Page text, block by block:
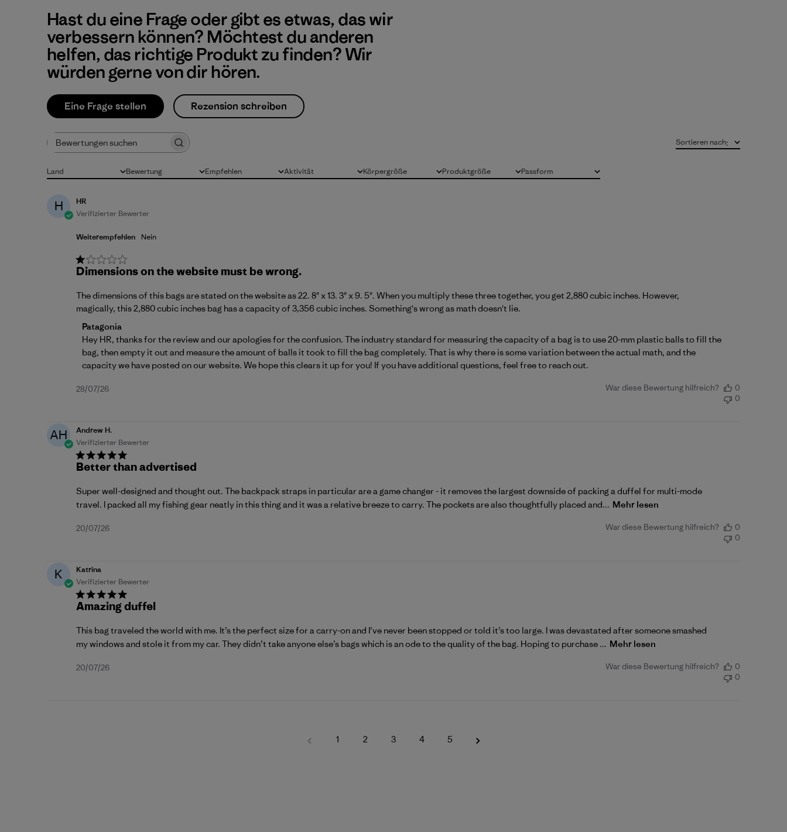
Hast du eine Frage oder gibt es etwas, das wir
verbessern können? Möchtest du anderen
helfen, das richtige Produkt zu finden? Wir
würden gerne von dir hören.
Eine Frage stellen Rezension schreiben
Bewertungen suchen
Bewertung
Alle Bewertungen
Land
Alle Empfehlen
Alle Körpergröße
Alle Produktgröße
Alle
Aktivität
Alle Passform
Alle
Sortieren nach:
H
HR
Verifizierter Bewerter
Weiterempfehlen Nein
Dimensions on the website must be wrong.
The dimensions of this bags are stated on the website as 22. 8" x 13. 3" x 9. 5". When you multiply these three together, you get 2,880 cubic inches. However,
magically, this 2,880 cubic inches bag has a capacity of 3,356 cubic inches. Something's wrong as math doesn't lie.
Kommentare des Store-Besitzers zu {{Reviewer_name}}s Bewertung von Wed Jul 29 2026
Patagonia
Hey HR, thanks for the review and our apologies for the confusion. The industry standard for measuring the capacity of a bag is to use 20-mm plastic balls to fill the
bag, then empty it out and measure the amount of balls it took to fill the bag completely. That is why there is some variation between the actual math, and the
capacity we have posted on our website. We hope this clears it up for you! If you have additional questions, feel free to reach out.
Veröffentlichungsdatum
28/07/26 War diese Bewertung hilfreich?
0
0
AH
Andrew H.
Verifizierter Bewerter
Better than advertised
Super well-designed and thought out. The backpack straps in particular are a game changer - it removes the largest downside of packing a duffel for multi-mode
travel. I packed all my fishing gear neatly in this thing and it was a relative breeze to carry. The pockets are also thoughtfully placed and... Mehr lesen
Veröffentlichungsdatum
20/07/26 War diese Bewertung hilfreich?
0
0
K
Katrina
Verifizierter Bewerter
Amazing duffel
This bag traveled the world with me. It’s the perfect size for a carry-on and I’ve never been stopped or told it’s too large. I was devastated after someone smashed
my windows and stole it from my car. They didn’t take anyone else’s bags which is an ode to the quality of the bag. Hoping to purchase ... Mehr lesen
Veröffentlichungsdatum
20/07/26 War diese Bewertung hilfreich?
0
0
1 2 3 4 5